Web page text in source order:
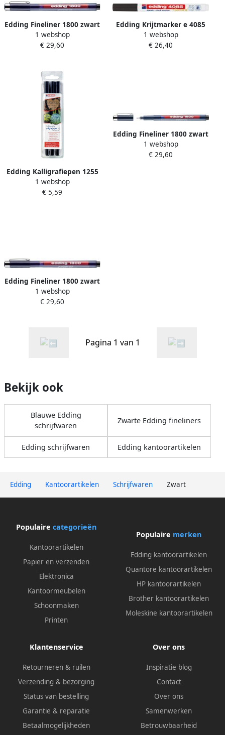
Edding Kantoorartikelen Schrijfwaren Zwart
Edding Fineliner 1800 zwart
0.25mm
1 webshop
€ 29,60
Edding Krijtmarker e 4085
ronde punt van 1 2 mm
zwart
1 webshop
€ 26,40
Edding Kalligrafiepen 1255
zwart 3 lijndiktes 2.0
3.5.0mm blisterà 3 stuks
1 webshop
€ 5,59
Edding Fineliner 1800 zwart
0.5mm
1 webshop
€ 29,60
Edding Fineliner 1800 zwart
0.35mm
1 webshop
€ 29,60
Pagina 1 van 1
Bekijk ook
Blauwe Edding
schrijfwaren
Zwarte Edding fineliners
Edding schrijfwaren Edding kantoorartikelen
Populaire categorieën
Kantoorartikelen
Papier en verzenden
Elektronica
Kantoormeubelen
Schoonmaken
Printen
Populaire merken
Edding kantoorartikelen
Quantore kantoorartikelen
HP kantoorartikelen
Brother kantoorartikelen
Moleskine kantoorartikelen
Klantenservice
Retourneren & ruilen
Verzending & bezorging
Status van bestelling
Garantie & reparatie
Betaalmogelijkheden
Over ons
Inspiratie blog
Contact
Over ons
Samenwerken
Betrouwbaarheid